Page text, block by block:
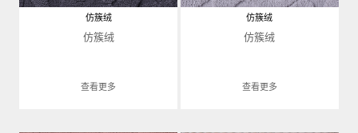
仿簇绒
仿簇绒
查看更多
仿簇绒
仿簇绒
查看更多